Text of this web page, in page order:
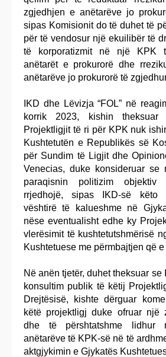
zgjedhjen e anëtarëve jo
sipas Komisionit do të duhet të
për të vendosur një ekuilibër të
të korporatizmit në një KPK
anëtarët e prokurorë dhe
anëtarëve jo prokurorë të
IKD dhe Lëvizja “FOL” në
korrik 2023, kishin
Projektligjit të ri për KPK nuk
Kushtetutën e Republikës së
për Sundim të Ligjit dhe
Venecias, duke konsideruar se
paraqisnin politizim
rrjedhojë, sipas IKD-së këto
vështirë të kalueshme në
nëse eventualisht edhe ky
vlerësimit të kushtetutshmërisë
Kushtetuese me përmbajtjen që
Në anën tjetër, duhet theksuar
konsultim publik të këtij
Drejtësisë, kishte dërguar
këtë projektligj duke ofruar një
dhe të përshtatshme lidhur
anëtarëve të KPK-së në të
aktgjykimin e Gjykatës